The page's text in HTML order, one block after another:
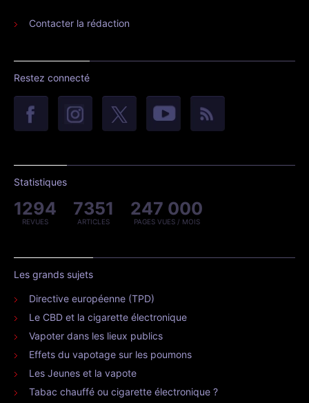
Contacter la rédaction
Restez connecté
Statistiques
1294
REVUES
7351
ARTICLES
247 000
PAGES VUES / MOIS
Les grands sujets
Directive européenne (TPD)
Le CBD et la cigarette électronique
Vapoter dans les lieux publics
Effets du vapotage sur les poumons
Les Jeunes et la vapote
Tabac chauffé ou cigarette électronique ?